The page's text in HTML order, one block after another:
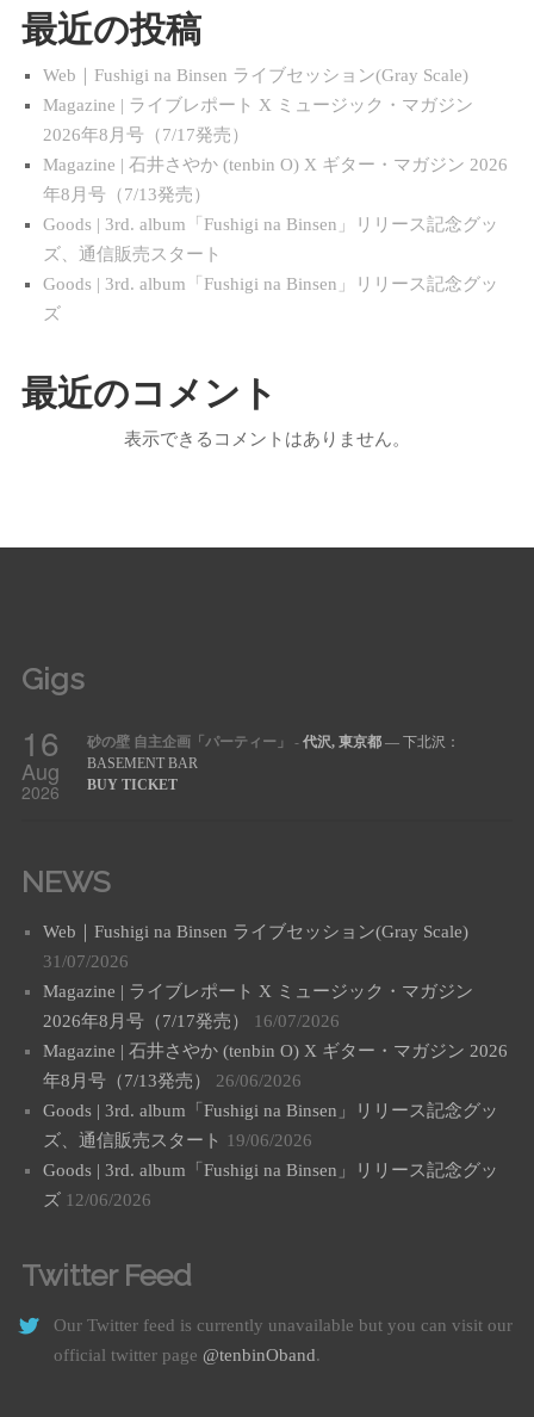
最近の投稿
Web｜Fushigi na Binsen ライブセッション(Gray Scale)
Magazine | ライブレポート X ミュージック・マガジン
2026年8月号（7/17発売）
Magazine | 石井さやか (tenbin O) X ギター・マガジン 2026
年8月号（7/13発売）
Goods | 3rd. album「Fushigi na Binsen」リリース記念グッ
ズ、通信販売スタート
Goods | 3rd. album「Fushigi na Binsen」リリース記念グッ
ズ
最近のコメント
表示できるコメントはありません。
Gigs
16
Aug
2026
砂の壁 自主企画「パーティー」 - 代沢, 東京都— 下北沢：
BASEMENT BAR
BUY TICKET
NEWS
Web｜Fushigi na Binsen ライブセッション(Gray Scale)
31/07/2026
Magazine | ライブレポート X ミュージック・マガジン
2026年8月号（7/17発売）
16/07/2026
Magazine | 石井さやか (tenbin O) X ギター・マガジン 2026
年8月号（7/13発売）
26/06/2026
Goods | 3rd. album「Fushigi na Binsen」リリース記念グッ
ズ、通信販売スタート
19/06/2026
Goods | 3rd. album「Fushigi na Binsen」リリース記念グッ
ズ 12/06/2026
Twitter Feed
Our Twitter feed is currently unavailable but you can visit our
official twitter page @tenbinOband.